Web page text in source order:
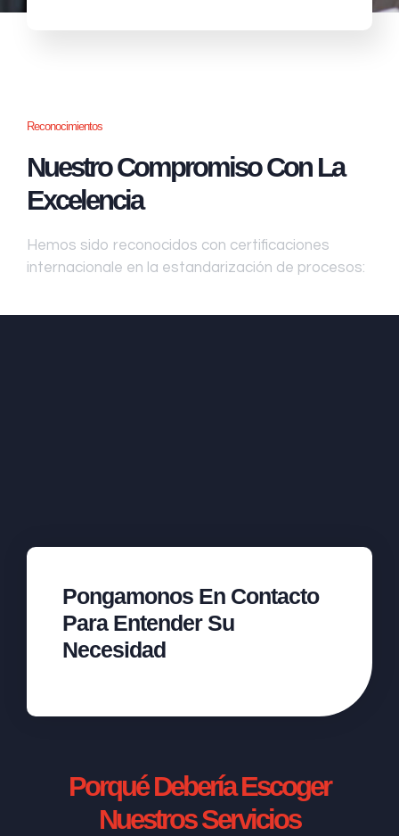
Reconocimientos
Nuestro Compromiso Con La
Excelencia
Hemos sido reconocidos con certificaciones
internacionale en la estandarización de procesos:
Pongamonos En Contacto
Para Entender Su
Necesidad
Porqué Debería Escoger
Nuestros Servicios